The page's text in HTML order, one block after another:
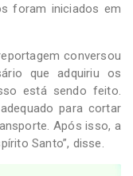
foram iniciados em
conversou
que adquiriu os
está sendo feito.
para cortar
Após isso, a
Santo”, disse.